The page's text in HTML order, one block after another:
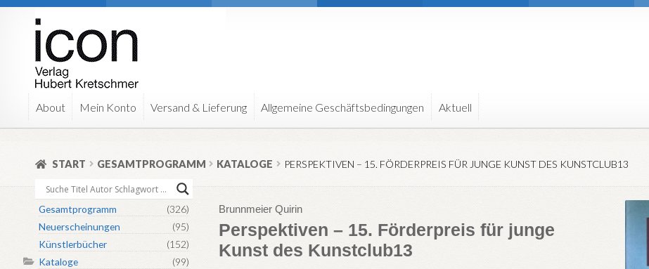
Zur
Navigation
springen
Zum
Inhalt
springen
About Mein Konto Versand & Lieferung Allgemeine Geschäftsbedingungen Aktuell
START GESAMTPROGRAMM KATALOGE PERSPEKTIVEN – 15. FÖRDERPREIS FÜR JUNGE KUNST DES KUNSTCLUB13
Brunnmeier Quirin
Perspektiven – 15. Förderpreis für junge
Kunst des Kunstclub13
Gesamtprogramm
(326)
Neuerscheinungen
(95)
Künstlerbücher
(152)
Kataloge
(99)